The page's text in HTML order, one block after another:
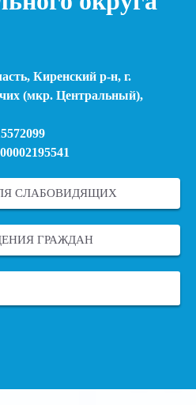
Киренский р-н, г.
(мкр. Центральный),
СЛАБОВИДЯЩИХ
ГРАЖДАН